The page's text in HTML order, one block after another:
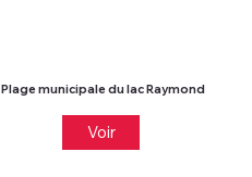
Plage municipale du lac Raymond
Voir